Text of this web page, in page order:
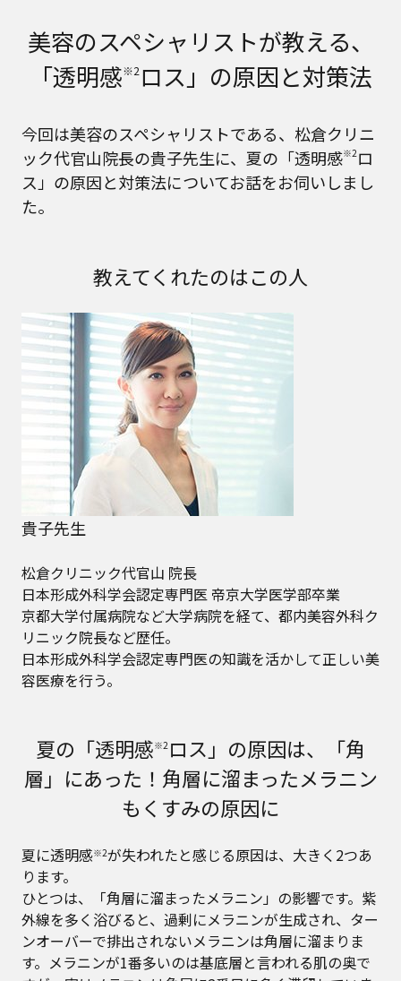
美容のスペシャリストが教える、
「透明感※2ロス」の原因と対策法
今回は美容のスペシャリストである、松倉クリニ
ック代官山院長の貴子先生に、夏の「透明感※2ロ
ス」の原因と対策法についてお話をお伺いしまし
た。
教えてくれたのはこの人
貴子先生
松倉クリニック代官山 院長
日本形成外科学会認定専門医 帝京大学医学部卒業
京都大学付属病院など大学病院を経て、都内美容外科ク
リニック院長など歴任。
日本形成外科学会認定専門医の知識を活かして正しい美
容医療を行う。
夏の「透明感※2 ロス」の原因は、「角
層」にあった！角層に溜まったメラニン
もくすみの原因に
夏に透明感※2が失われたと感じる原因は、大きく2つあ
ります。
ひとつは、「角層に溜まったメラニン」の影響です。紫
外線を多く浴びると、過剰にメラニンが生成され、ター
ンオーバーで排出されないメラニンは角層に溜まりま
す。メラニンが1番多いのは基底層と言われる肌の奥で